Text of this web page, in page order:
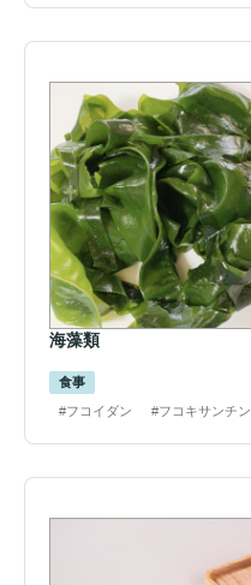
海藻類
食事
#フコイダン
#フコキサンチン